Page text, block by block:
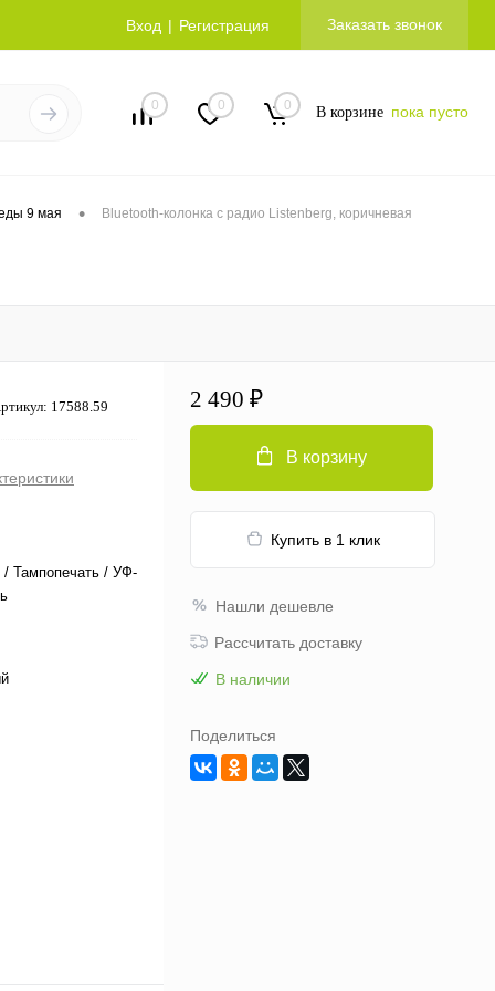
Вход Регистрация Заказать звонок
0 0 0 В корзине пока пусто
9 мая • Bluetooth-колонка с радио Listenberg, коричневая
17588.59
/ Тампопечать / УФ-
2 490 ₽
В корзину
Купить в 1 клик
Нашли дешевле
Рассчитать доставку
В наличии
Поделиться